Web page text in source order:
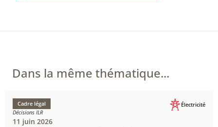
Dans la même thématique...
Cadre légal
Décisions ILR
Électricité
11 juin 2026